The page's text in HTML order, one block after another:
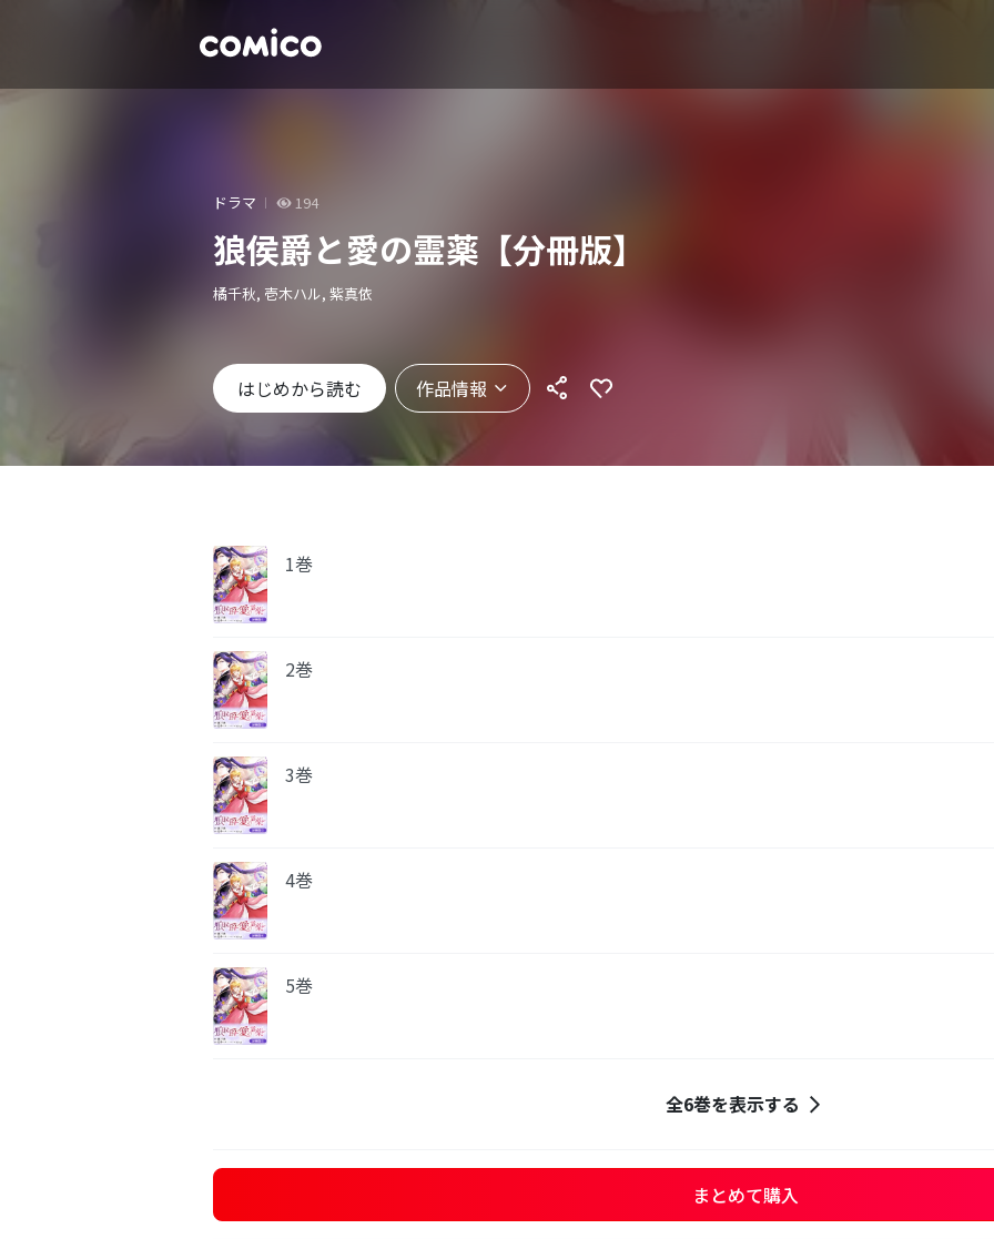
ドラマ 194
狼侯爵と愛の霊薬【分冊版】
橘千秋, 壱木ハル, 紫真依
はじめから読む 作品情報
1巻
2巻
3巻
4巻
5巻
全6巻を表示する
まとめて購入